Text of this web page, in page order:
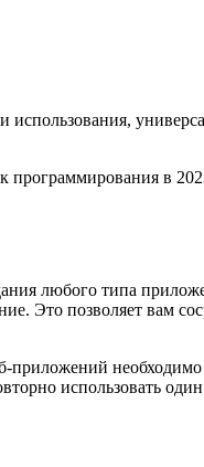
в
любого типа
Это позволяет вам
необходимо
использовать